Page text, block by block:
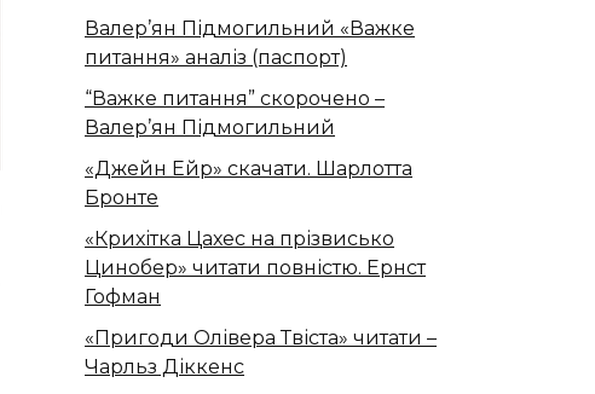
Валер’ян Підмогильний «Важке
питання» аналіз (паспорт)
“Важке питання” скорочено –
Валер’ян Підмогильний
«Джейн Ейр» скачати. Шарлотта
Бронте
«Крихітка Цахес на прізвисько
Цинобер» читати повністю. Ернст
Гофман
«Пригоди Олівера Твіста» читати –
Чарльз Діккенс